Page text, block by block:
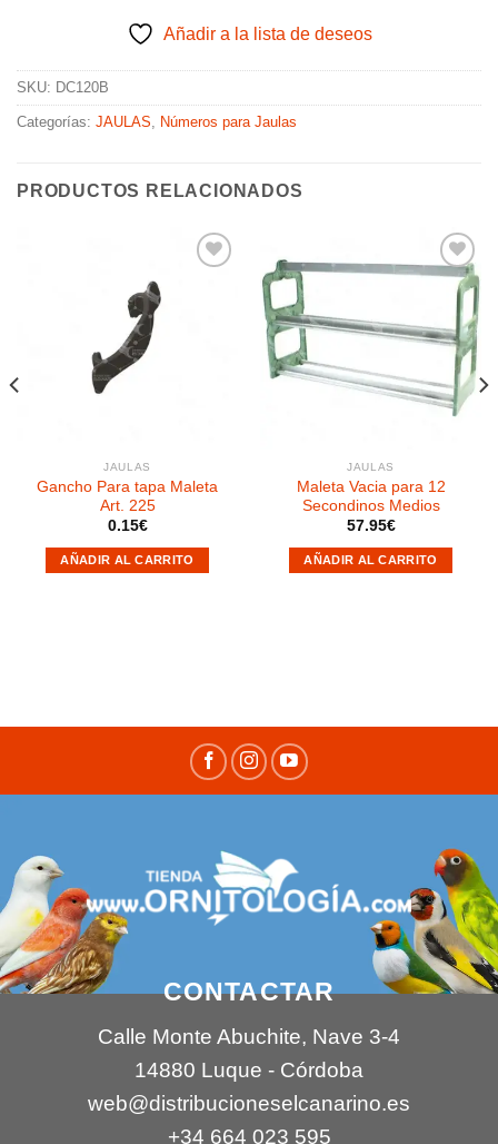
Añadir a la lista de deseos
SKU: DC120B
Categorías: JAULAS, Números para Jaulas
PRODUCTOS RELACIONADOS
JAULAS
Gancho Para tapa Maleta
Art. 225
0.15€
AÑADIR AL CARRITO
Añadir
a la
lista de
deseos
JAULAS
Maleta Vacia para 12
Secondinos Medios
57.95€
AÑADIR AL CARRITO
CONTACTAR
Calle Monte Abuchite, Nave 3-4
14880 Luque - Córdoba
web@distribucioneselcanarino.es
+34 664 023 595